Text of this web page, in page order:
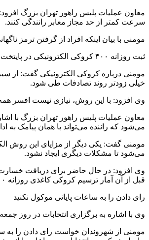
معاون عملیات پلیس راهور تهران بزرگ
سرعت کمتر از حد مجاز معابر رانندگی کنند.
مومنی با بیان اینکه افراد از گرفتن ترمز
ثبت روزانه ۴۰۰ کروکی الکترونیکی در پایتخت
مومنی درباره کروکی الکترونیکی گفت: از
خیلی زودتر روند تصادفات طی شود.
وی افزود: با این روش، نیازی نیست افسر همه
معاون عملیات پلیس راهور تهران بزرگ با
می‌شود که راننده می‌تواند با همان پیامک به
مومنی گفت: یکی دیگر از مزایای این روش
می‌شود تا مشکلات دیگری ایجاد نشود.
قبل از آن آمار ترسیم کروکی کاغذی روزانه ۲۰۰ برگ بود.
رای دادن را به ساعات پایانی موکول نکنید
وی با اشاره به برگزاری انتخابات در روز
مومنی از شهروندان خواست رای دادن را به